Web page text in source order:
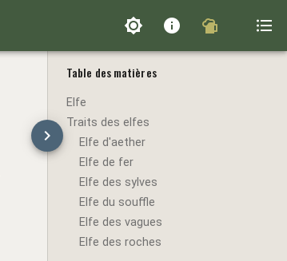
Table des matières
Elfe
Traits des elfes
Elfe d'aether
Elfe de fer
Elfe des sylves
Elfe du souffle
Elfe des vagues
Elfe des roches